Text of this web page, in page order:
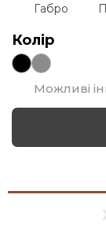
Габро
Колір
Можливі